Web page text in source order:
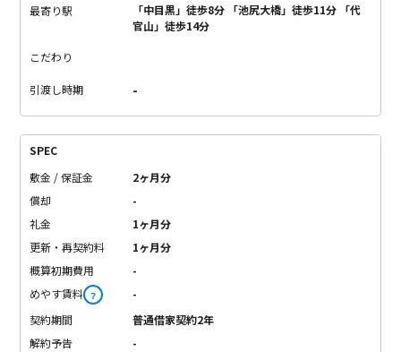
最寄り駅
「中目黒」徒歩8分 「池尻大橋」徒歩11分 「代
官山」徒歩14分
こだわり
引渡し時期 -
SPEC
敷金 / 保証金
2ヶ月分
償却
-
礼金
1ヶ月分
更新・再契約料
1ヶ月分
概算初期費用
-
めやす賃料 ？
-
契約期間
普通借家契約2年
解約予告
-